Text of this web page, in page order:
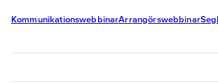
KommunikationswebbinarArrangörswebbinar